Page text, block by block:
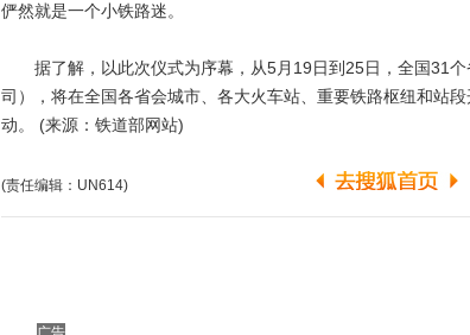
俨然就是一个小铁路迷。
据了解，以此次仪式为序幕，从5月19日到25日，全国31个
司），将在全国各省会城市、各大火车站、重要铁路枢纽和站
动。 (来源：铁道部网站)
(责任编辑：UN614)